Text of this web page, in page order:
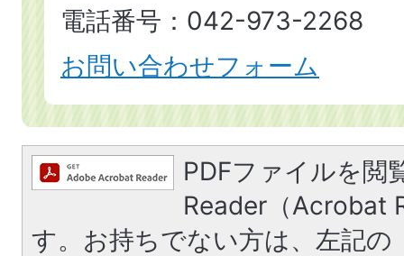
電話番号：042-973-2268
お問い合わせフォーム
PDFファイルを閲
Reader（Acrobat
す。お持ちでない方は、左記の